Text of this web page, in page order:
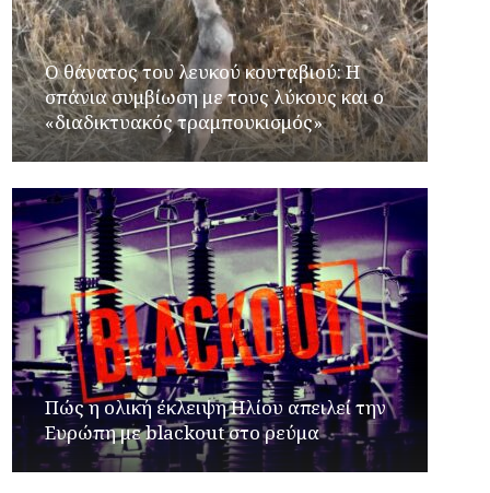
Ο θάνατος του λευκού κουταβιού: Η
σπάνια συμβίωση με τους λύκους και ο
«διαδικτυακός τραμπουκισμός»
Πώς η ολική έκλειψη Ηλίου απειλεί την
Ευρώπη με blackout στο ρεύμα